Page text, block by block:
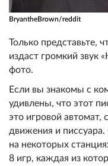
BryantheBrown/reddit
Только представьте,
издаст громкий
фото.
Если вы знакомы с
удивлены, что этот
это игровой
движения и
на некоторых
8 игр, каждая из